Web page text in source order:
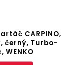
CARPINO,
černý, Turbo-
WENKO